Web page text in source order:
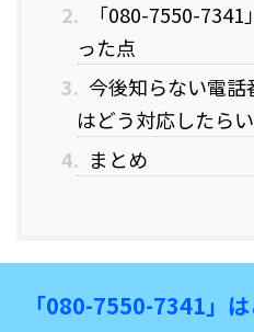
2.
「080-7550-
った点
3. 今後知らない電話
はどう対応したら
4. まとめ
「080-7550-7341」